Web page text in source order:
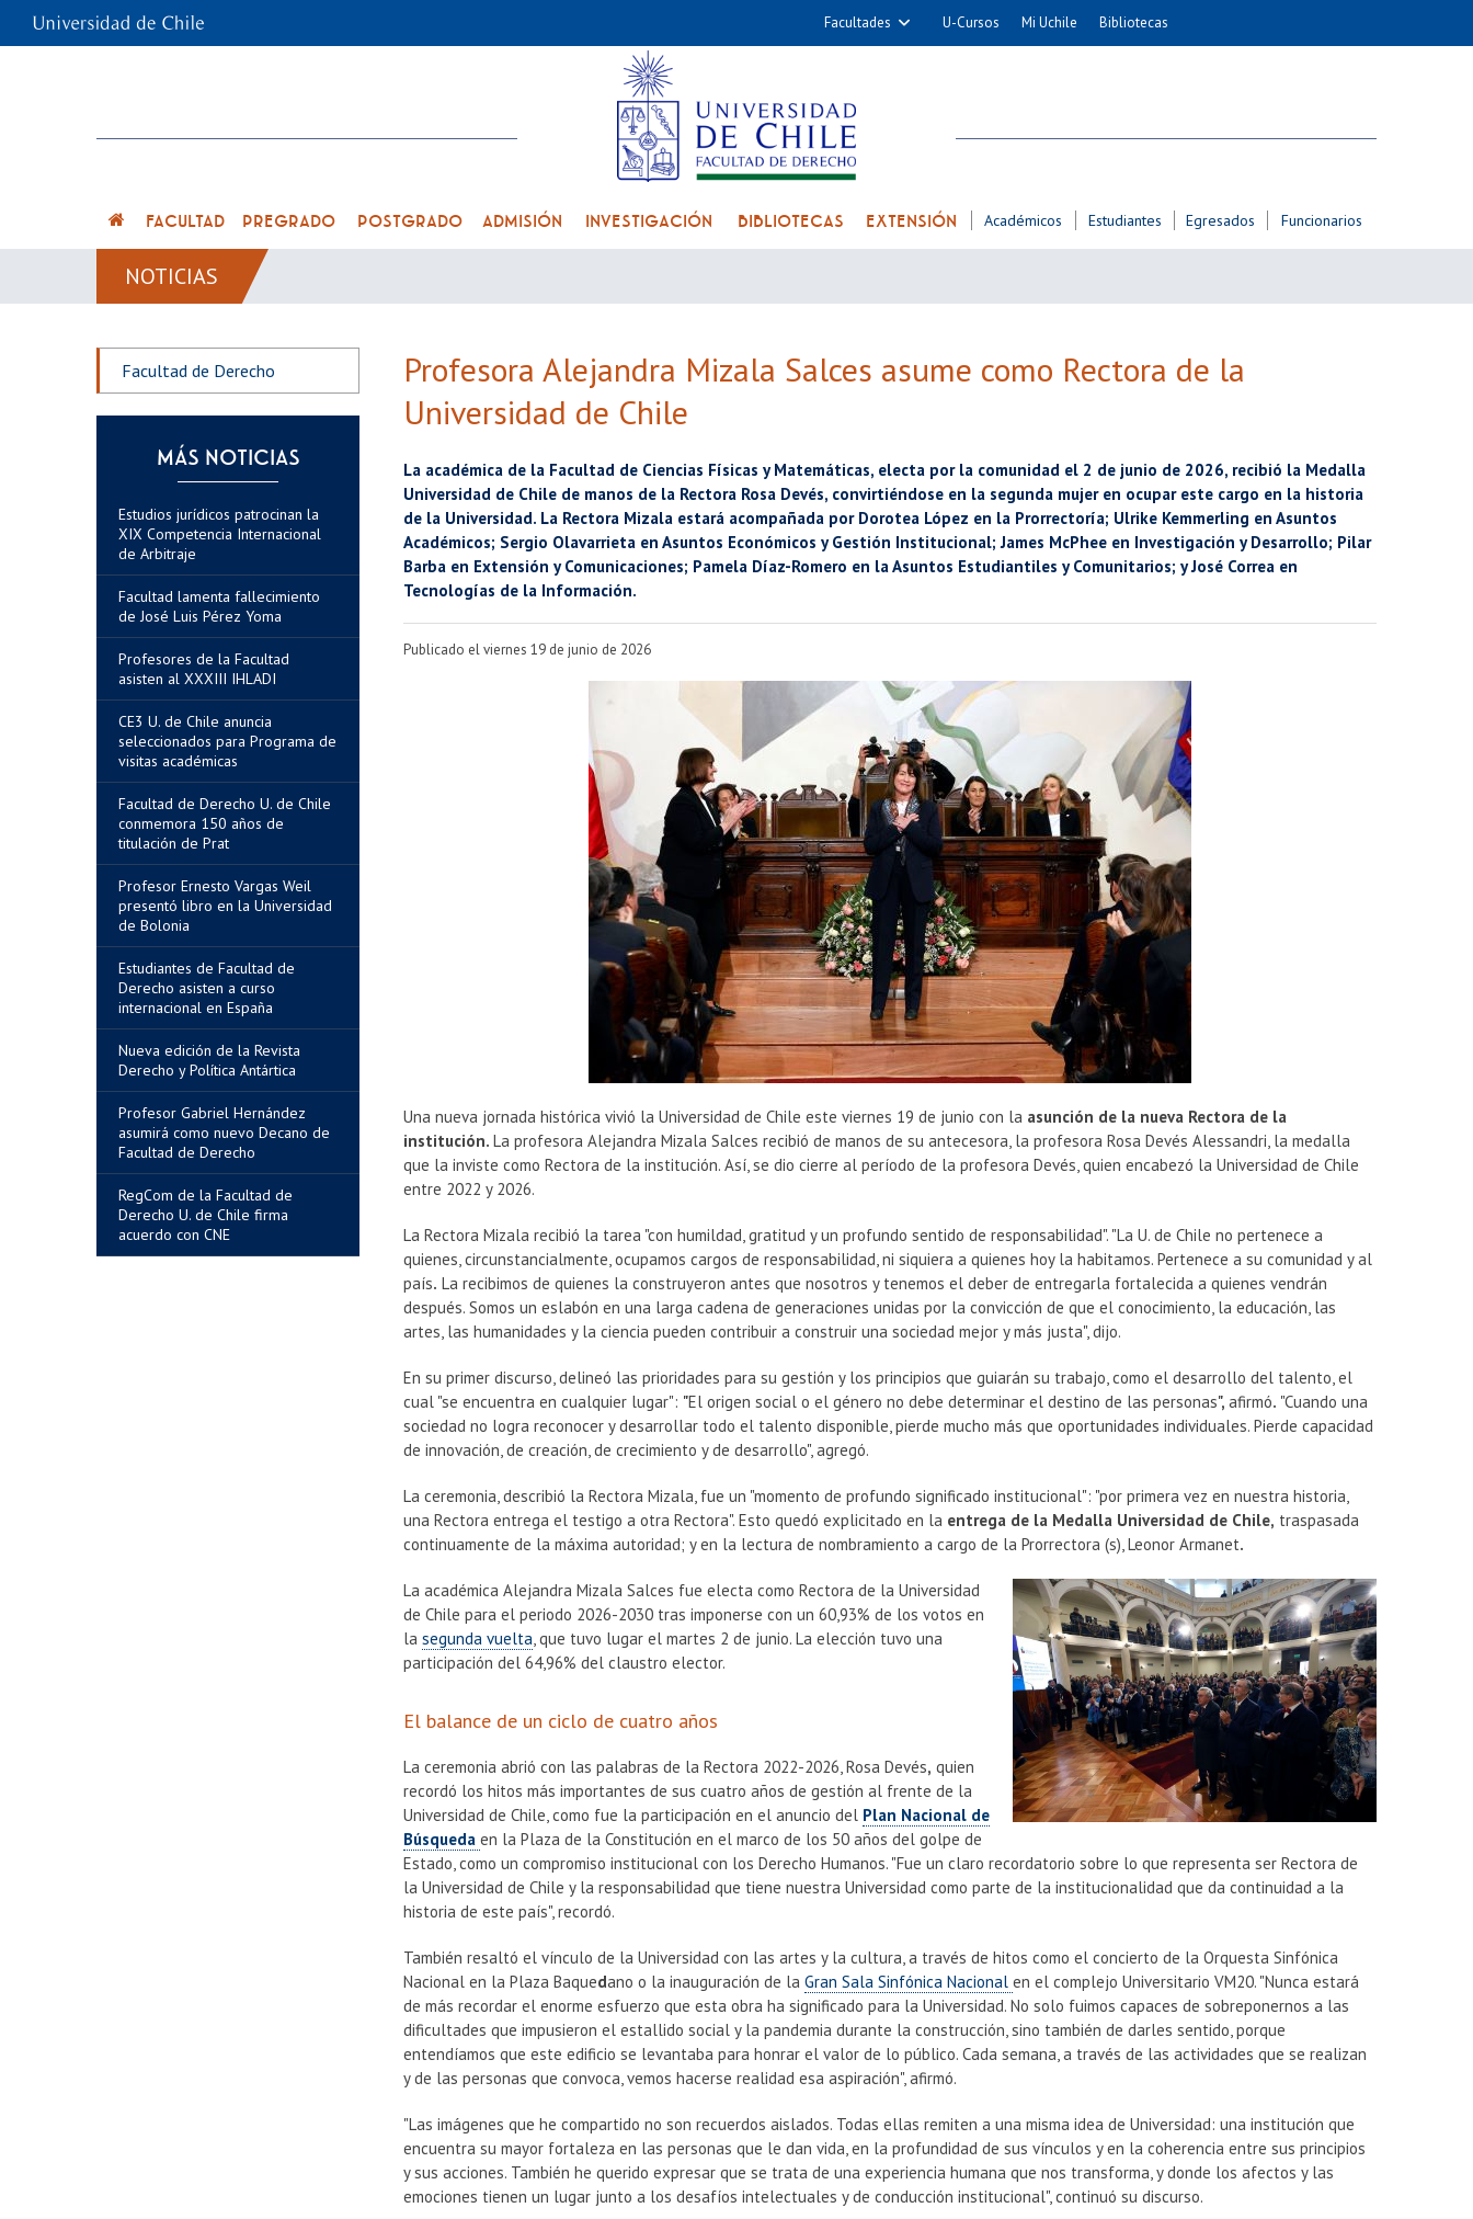
Facultades
Cs. Químicas y Farmacéuticas
Medicina
Odontología
Nutrición y Tecnología de
Bachillerato
U-Cursos Mi Uchile Bibliotecas
FACULTAD PREGRADO POSTGRADO ADMISIÓN INVESTIGACIÓN BIBLIOTECAS EXTENSIÓN Académicos Estudiantes Egresados Funcionarios
NOTICIAS
Facultad de Derecho
MÁS NOTICIAS
Estudios jurídicos patrocinan la
XIX Competencia Internacional
de Arbitraje
Facultad lamenta fallecimiento
de José Luis Pérez Yoma
Profesores de la Facultad
asisten al XXXIII IHLADI
CE3 U. de Chile anuncia
seleccionados para Programa de
visitas académicas
Facultad de Derecho U. de Chile
conmemora 150 años de
titulación de Prat
Profesor Ernesto Vargas Weil
presentó libro en la Universidad
de Bolonia
Estudiantes de Facultad de
Derecho asisten a curso
internacional en España
Nueva edición de la Revista
Derecho y Política Antártica
Profesor Gabriel Hernández
asumirá como nuevo Decano de
Facultad de Derecho
RegCom de la Facultad de
Derecho U. de Chile firma
acuerdo con CNE
Profesora Alejandra Mizala Salces asume como Rectora de la
Universidad de Chile
La académica de la Facultad de Ciencias Físicas y Matemáticas, electa por la comunidad el 2 de junio de 2026, recibió la Medalla
Universidad de Chile de manos de la Rectora Rosa Devés, convirtiéndose en la segunda mujer en ocupar este cargo en la historia
de la Universidad. La Rectora Mizala estará acompañada por Dorotea López en la Prorrectoría; Ulrike Kemmerling en Asuntos
Académicos; Sergio Olavarrieta en Asuntos Económicos y Gestión Institucional; James McPhee en Investigación y Desarrollo; Pilar
Barba en Extensión y Comunicaciones; Pamela Díaz-Romero en la Asuntos Estudiantiles y Comunitarios; y José Correa en
Tecnologías de la Información.
Publicado el viernes 19 de junio de 2026
Una nueva jornada histórica vivió la Universidad de Chile este viernes 19 de junio con la asunción de la nueva Rectora de la
institución.La profesora Alejandra Mizala Salces recibió de manos de su antecesora, la profesora Rosa Devés Alessandri, la medalla
que la inviste como Rectora de la institución. Así, se dio cierre al período de la profesora Devés, quien encabezó la Universidad de Chile
entre 2022 y 2026.
La Rectora Mizala recibió la tarea "con humildad, gratitud y un profundo sentido de responsabilidad". "La U. de Chile no pertenece a
quienes, circunstancialmente, ocupamos cargos de responsabilidad, ni siquiera a quienes hoy la habitamos. Pertenece a su comunidad y al
país. La recibimos de quienes la construyeron antes que nosotros y tenemos el deber de entregarla fortalecida a quienes vendrán
después. Somos un eslabón en una larga cadena de generaciones unidas por la convicción de que el conocimiento, la educación, las
artes, las humanidades y la ciencia pueden contribuir a construir una sociedad mejor y más justa", dijo.
En su primer discurso, delineó las prioridades para su gestión y los principios que guiarán su trabajo, como el desarrollo del talento, el
cual "se encuentra en cualquier lugar": "El origen social o el género no debe determinar el destino de las personas",afirmó. "Cuando una
sociedad no logra reconocer y desarrollar todo el talento disponible, pierde mucho más que oportunidades individuales. Pierde capacidad
de innovación, de creación, de crecimiento y de desarrollo", agregó.
La ceremonia, describió la Rectora Mizala, fue un "momento de profundo significado institucional": "por primera vez en nuestra historia,
una Rectora entrega el testigo a otra Rectora". Esto quedó explicitado en la entrega de la Medalla Universidad de Chile, traspasada
continuamente de la máxima autoridad; y en la lectura de nombramiento a cargo de la Prorrectora (s), Leonor Armanet.
La académica Alejandra Mizala Salces fue electa como Rectora de la Universidad
de Chile para el periodo 2026-2030 tras imponerse con un 60,93% de los votos en
lasegunda vuelta, que tuvo lugar el martes 2 de junio. La elección tuvo una
participación del 64,96% del claustro elector.
El balance de un ciclo de cuatro años
La ceremonia abrió con las palabras de laRectora 2022-2026, Rosa Devés, quien
recordó los hitos más importantes de sus cuatro años de gestión al frente de la
Universidad de Chile, como fue la participación en el anuncio del Plan Nacional de
Búsquedaen la Plaza de la Constitución en el marco de los 50 años del golpe de
Estado, como un compromiso institucional con los Derecho Humanos. "Fue un claro recordatorio sobre lo que representa ser Rectora de
la Universidad de Chile y la responsabilidad que tiene nuestra Universidad como parte de la institucionalidad que da continuidad a la
historia de este país", recordó.
También resaltó el vínculo de la Universidad con las artes y la cultura, a través de hitos como el concierto de la Orquesta Sinfónica
Nacional en la Plaza Baquedano o lainauguración de laGran Sala Sinfónica Nacionalen el complejo Universitario VM20. "Nunca estará
de más recordar el enorme esfuerzo que esta obra ha significado para la Universidad. No solo fuimos capaces de sobreponernos a las
dificultades que impusieron el estallido social y la pandemia durante la construcción, sino también de darles sentido, porque
entendíamos que este edificio se levantaba para honrar el valor de lo público. Cada semana, a través de las actividades que se realizan
y de las personas que convoca, vemos hacerse realidad esa aspiración", afirmó.
"Las imágenes que he compartido no son recuerdos aislados. Todas ellas remiten a una misma idea de Universidad: una institución que
encuentra su mayor fortaleza en las personas que le dan vida, en la profundidad de sus vínculos y en la coherencia entre sus principios
y sus acciones. También he querido expresar que se trata de una experiencia humana que nos transforma, y donde los afectos y las
emociones tienen un lugar junto a los desafíos intelectuales y de conducción institucional", continuó su discurso.